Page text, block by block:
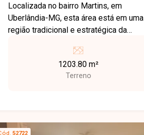
Localizada no bairro Martins, em
Uberlândia-MG, esta área está em uma
região tradicional e estratégica da
fácil acesso às principais avenidas e
proximidade com hospitais,
supermercados, escolas, comércios e
comerciais ou investimentos. O imóvel
1203.80 m²
Terreno
52722